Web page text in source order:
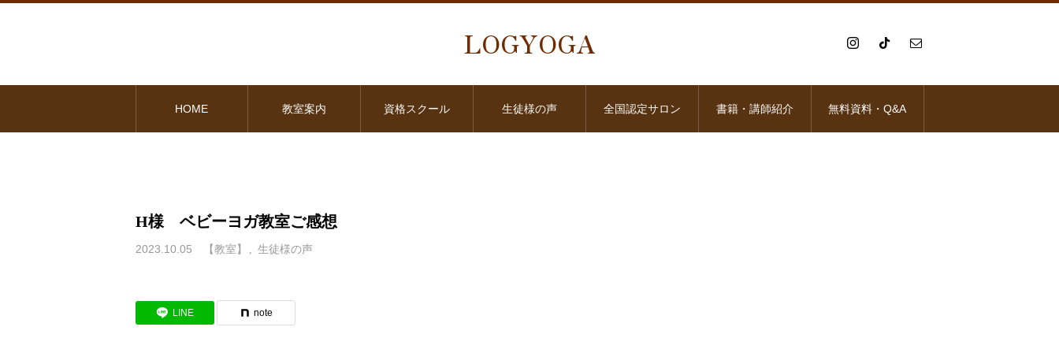
LOGYOGA
HOME 教室案内 資格スクール 生徒様の声 全国認定サロン 書籍・講師紹介 無料資料・Q&A
H様 ベビーヨガ教室ご感想
2023.10.05 【教室】 生徒様の声
LINE note